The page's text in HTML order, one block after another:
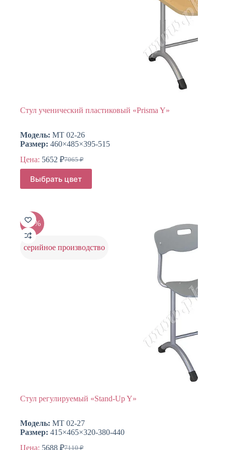
Стул ученический пластиковый «Prisma Y»
Модель: МТ 02-26
Размер: 460×485×395-515
Цена:
7065₽
Первоначальная
составляла
7065 ₽.
5652 ₽Текущая
5652 ₽.
Выбрать цвет
Этот
товар
имеет
Опции
можно
выбрать
на
странице
-20%
серийное производство
Стул регулируемый «Stand-Up Y»
Модель: МТ 02-27
Размер: 415×465×320-380-440
Цена:
7110₽
5688 ₽